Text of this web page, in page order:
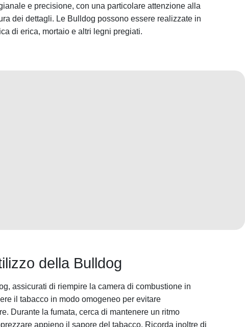
e precisione, con una particolare attenzione alla
dei dettagli. Le Bulldog possono essere realizzate in
di erica, mortaio e altri legni pregiati.
della Bulldog
assicurati di riempire la camera di combustione in
il tabacco in modo omogeneo per evitare
Durante la fumata, cerca di mantenere un ritmo
appieno il sapore del tabacco. Ricorda inoltre di